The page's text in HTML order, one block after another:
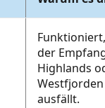
der
Highlands
Westfjorden
ausfällt.